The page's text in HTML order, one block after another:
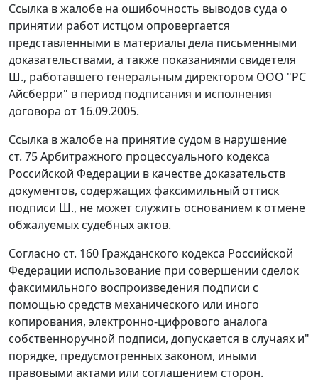
Ссылка в жалобе на ошибочность выводов суда о
принятии работ истцом опровергается
представленными в материалы дела письменными
доказательствами, а также показаниями свидетеля
Ш., работавшего генеральным директором ООО "PC
Айсберри" в период подписания и исполнения
договора от 16.09.2005.
Ссылка в жалобе на принятие судом в нарушение
ст. 75Арбитражного процессуального кодекса
Российской Федерации в качестве доказательств
документов, содержащих факсимильный оттиск
подписи Ш., не может служить основанием к отмене
обжалуемых судебных актов.
Согласно ст. 160 Гражданского кодекса Российской
Федерации использование при совершении сделок
факсимильного воспроизведения подписи с
помощью средств механического или иного
копирования, электронно-цифрового аналога
собственноручной подписи, допускается в случаях и"
порядке, предусмотренных законом, иными
правовыми актами или соглашением сторон.